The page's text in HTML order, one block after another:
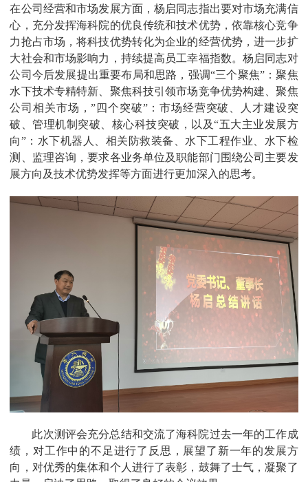
在公司经营和市场发展方面，杨启同志指出要对市场充满信
心，充分发挥海科院的优良传统和技术优势，依靠核心竞争
力抢占市场，将科技优势转化为企业的经营优势，进一步扩
大社会和市场影响力，持续提高员工幸福指数。杨启同志对
公司今后发展提出重要布局和思路，强调“三个聚焦”：聚焦
水下技术专精特新、聚焦科技引领市场竞争优势构建、聚焦
公司相关市场，”四个突破”：市场经营突破、人才建设突
破、管理机制突破、核心科技突破，以及“五大主业发展方
向”：水下机器人、相关防救装备、水下工程作业、水下检
测、监理咨询，要求各业务单位及职能部门围绕公司主要发
展方向及技术优势发挥等方面进行更加深入的思考。
此次测评会充分总结和交流了海科院过去一年的工作成
绩，对工作中的不足进行了反思，展望了新一年的发展方
向，对优秀的集体和个人进行了表彰，鼓舞了士气，凝聚了